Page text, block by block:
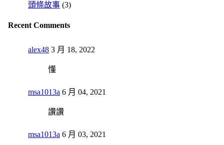
頭條故事 (3)
Recent Comments
alex48 3 月 18, 2022
懂
msa1013a 6 月 04, 2021
讚讚
msa1013a 6 月 03, 2021